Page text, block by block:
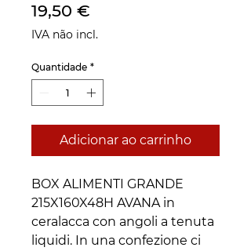
19,50 €
IVA não incl.
Quantidade *
Adicionar ao carrinho
BOX ALIMENTI GRANDE
215X160X48H AVANA in
ceralacca con angoli a tenuta
liquidi. In una confezione ci